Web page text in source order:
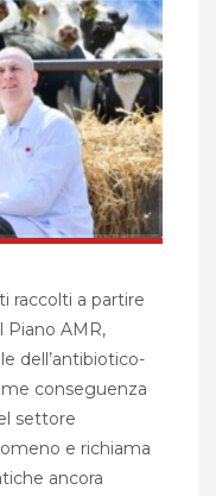
raccolti a partire
Piano AMR,
dell’antibiotico-
conseguenza
settore
e richiama
ancora